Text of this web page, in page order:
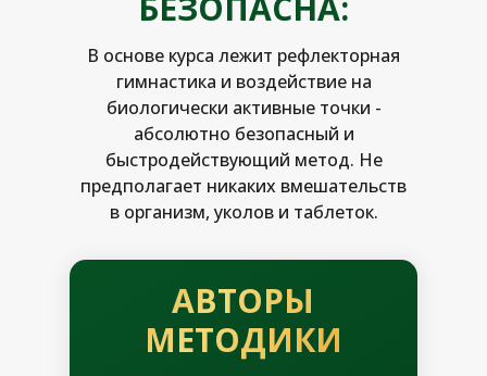
АВТОРЫ
МЕТОДИКИ
В основе курса лежит рефлекторная
гимнастика и воздействие на
биологически активные точки -
абсолютно безопасный и
быстродействующий метод. Не
предполагает никаких вмешательств
в организм, уколов и таблеток.